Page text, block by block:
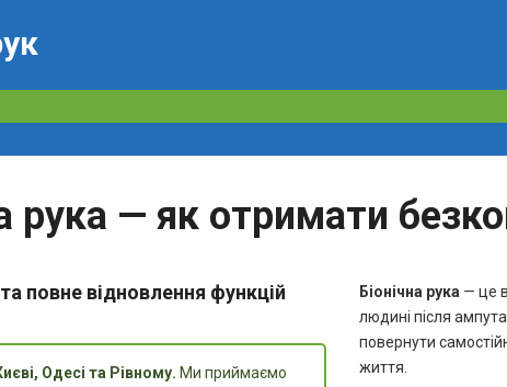
рука — як отримати
повне відновлення функцій
Одесі та Рівному. Ми приймаємо
Біонічна рука — це
людині після
повернути
життя.